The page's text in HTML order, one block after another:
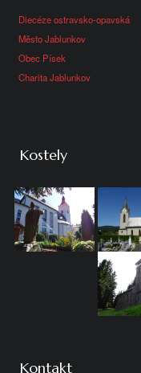
Diecéze ostravsko-opavská
Město Jablunkov
Obec Písek
Charita Jablunkov
Kostely
Kontakt